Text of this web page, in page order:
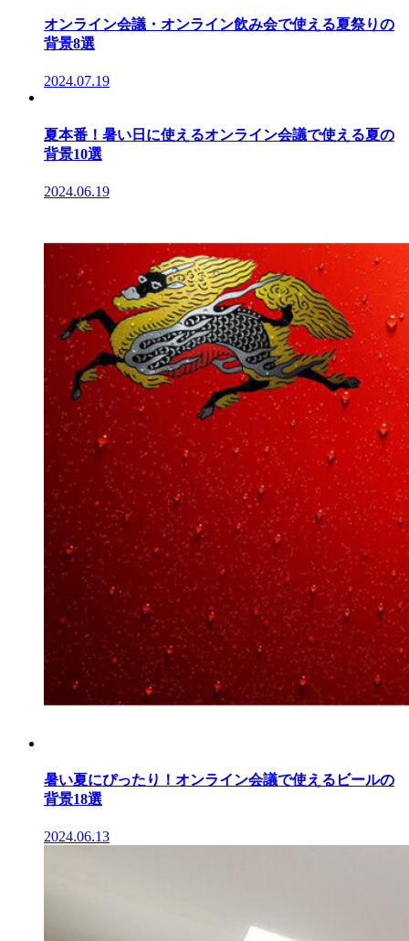
オンライン会議・オンライン飲み会で使える夏祭りの
背景8選
2024.07.19
夏本番！暑い日に使えるオンライン会議で使える夏の
背景10選
2024.06.19
暑い夏にぴったり！オンライン会議で使えるビールの
背景18選
2024.06.13